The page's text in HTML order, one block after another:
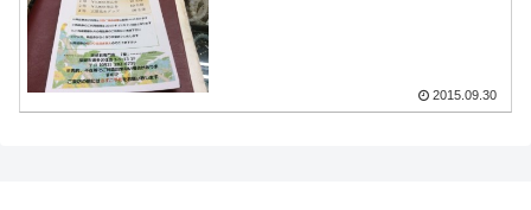
2015.09.30